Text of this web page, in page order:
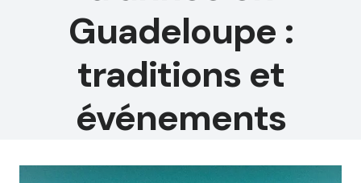
Guadeloupe :
traditions et
événements